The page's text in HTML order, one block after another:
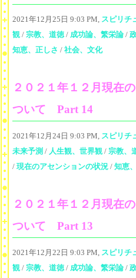
2021年12月25日 9:03 PM, スピリチ
観 / 宗教、道徳/ 成功論、繁栄論 /
知恵、正しさ / 社会、文化
２０２１年１２月現在
ついて Part 14
2021年12月24日 9:03 PM, スピリチ
未来予測 / 人生観、世界観 / 宗教、
/ 現在のアセンションの状況 / 知恵
２０２１年１２月現在
ついて Part 13
2021年12月22日 9:03 PM, スピリチ
観 / 宗教、道徳/ 成功論、繁栄論 /